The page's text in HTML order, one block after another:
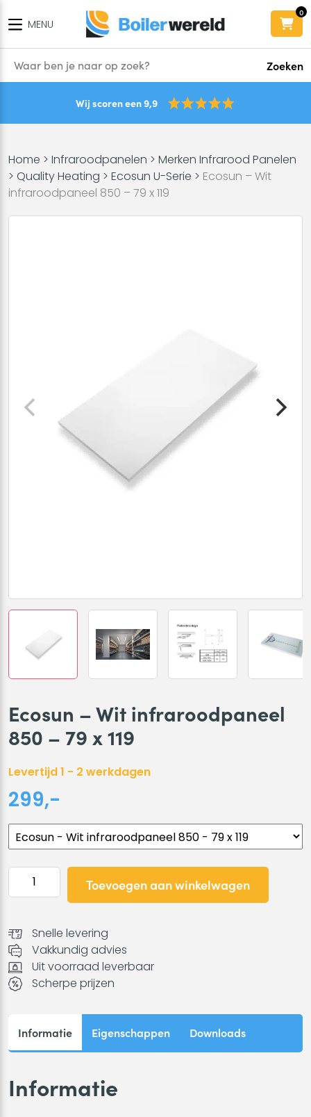
MENU
0
Zoeken
Wij scoren een 9,9
Home > Infraroodpanelen > Merken Infrarood Panelen
> Quality Heating > Ecosun U-Serie > Ecosun – Wit
infraroodpaneel 850 – 79 x 119
Ecosun – Wit infraroodpaneel
850 – 79 x 119
Levertijd 1 - 2 werkdagen
299,-
Ecosun
850
-
79
x
Toevoegen aan winkelwagen
Snelle levering
Vakkundig advies
Uit voorraad leverbaar
Scherpe prijzen
Informatie Eigenschappen Downloads
Informatie